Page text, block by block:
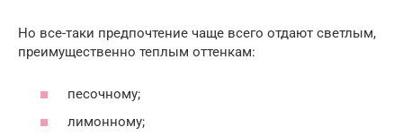
Но все-таки предпочтение чаще всего отдают светлым,
преимущественно теплым оттенкам:
песочному;
лимонному;